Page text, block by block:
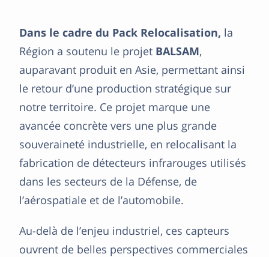
Dans le cadre du Pack Relocalisation, la
Région a soutenu le projet BALSAM,
auparavant produit en Asie, permettant ainsi
le retour d’une production stratégique sur
notre territoire. Ce projet marque une
avancée concrète vers une plus grande
souveraineté industrielle, en relocalisant la
fabrication de détecteurs infrarouges utilisés
dans les secteurs de la Défense, de
l’aérospatiale et de l’automobile.
Au-delà de l’enjeu industriel, ces capteurs
ouvrent de belles perspectives commerciales